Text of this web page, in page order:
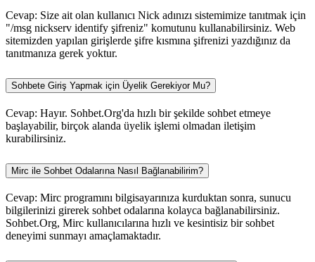
Cevap: Size ait olan kullanıcı Nick adınızı sistemimize tanıtmak için
"/msg nickserv identify şifreniz" komutunu kullanabilirsiniz. Web
sitemizden yapılan girişlerde şifre kısmına şifrenizi yazdığınız da
tanıtmanıza gerek yoktur.
Sohbete Giriş Yapmak için Üyelik Gerekiyor Mu?
Cevap: Hayır. Sohbet.Org'da hızlı bir şekilde sohbet etmeye
başlayabilir, birçok alanda üyelik işlemi olmadan iletişim
kurabilirsiniz.
Mirc ile Sohbet Odalarına Nasıl Bağlanabilirim?
Cevap: Mirc programını bilgisayarınıza kurduktan sonra, sunucu
bilgilerinizi girerek sohbet odalarına kolayca bağlanabilirsiniz.
Sohbet.Org, Mirc kullanıcılarına hızlı ve kesintisiz bir sohbet
deneyimi sunmayı amaçlamaktadır.